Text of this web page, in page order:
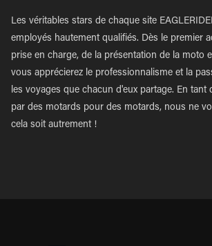
Les véritables stars de chaque site
employés hautement qualifiés. Dès le premier
prise en charge, de la présentation de la moto
vous apprécierez le professionnalisme et la
les voyages que chacun d'eux partage. En tant
par des motards pour des motards, nous ne
cela soit autrement !